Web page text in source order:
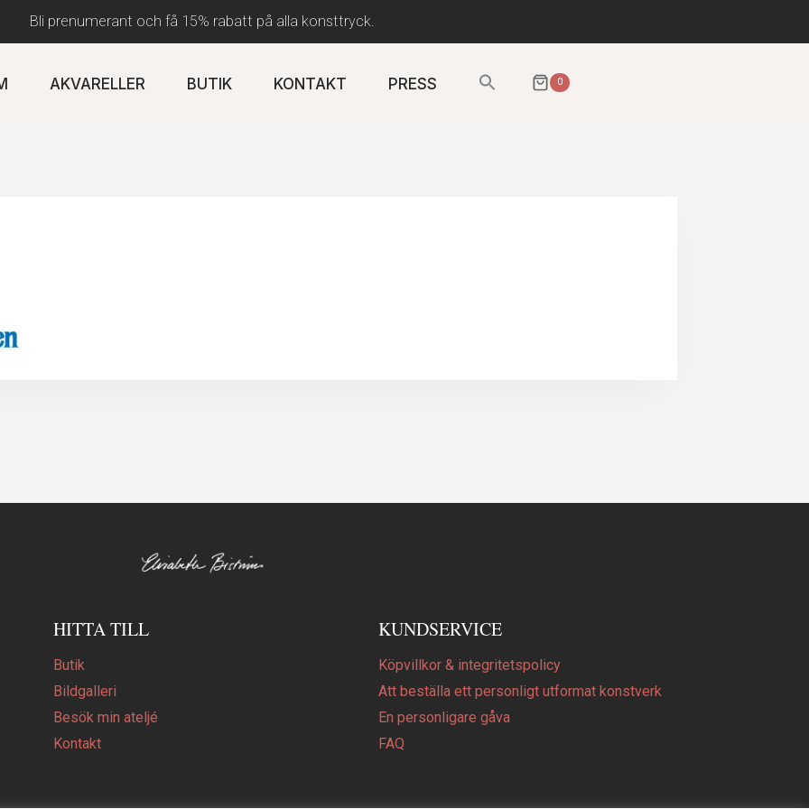
Bli prenumerant och få 15% rabatt på alla konsttryck.
AKVARELLER BUTIK KONTAKT PRESS
Sök
efter:
0
HITTA TILL
Butik
Bildgalleri
Besök min ateljé
Kontakt
KUNDSERVICE
Köpvillkor & integritetspolicy
Att beställa ett personligt utformat konstverk
En personligare gåva
FAQ